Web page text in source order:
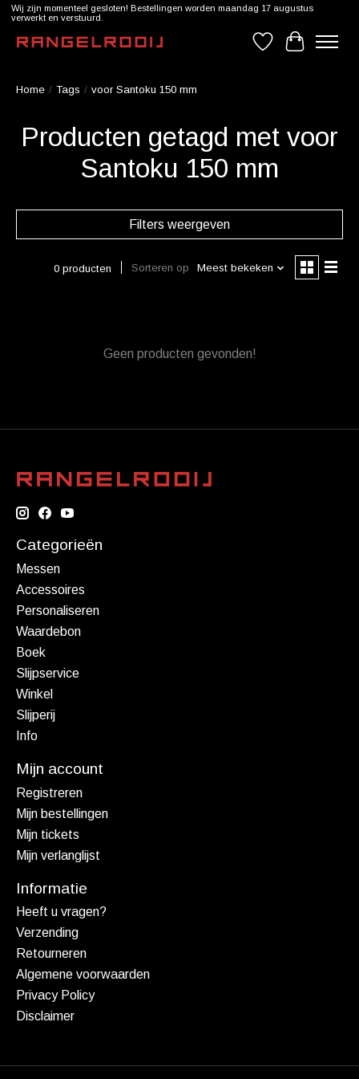
Wij zijn momenteel gesloten! Bestellingen worden maandag 17 augustus
verwerkt en verstuurd.
Verlanglijst
Home / Tags / voor Santoku 150 mm
Producten getagd met voor
Santoku 150 mm
Filters weergeven
0 producten Sorteren op Meest bekeken
Geen producten gevonden!
Categorieën
Messen
Accessoires
Personaliseren
Waardebon
Boek
Slijpservice
Winkel
Slijperij
Info
Mijn account
Registreren
Mijn bestellingen
Mijn tickets
Mijn verlanglijst
Informatie
Heeft u vragen?
Verzending
Retourneren
Algemene voorwaarden
Privacy Policy
Disclaimer